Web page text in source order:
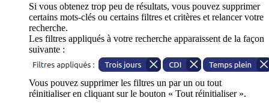
Si vous obtenez trop peu de résultats, vous pouvez supprimer
certains mots-clés ou certains filtres et critères et relancer votre
recherche.
Les filtres appliqués à votre recherche apparaissent de la façon
suivante :
Vous pouvez supprimer les filtres un par un ou tout
réinitialiser en cliquant sur le bouton « Tout réinitialiser ».